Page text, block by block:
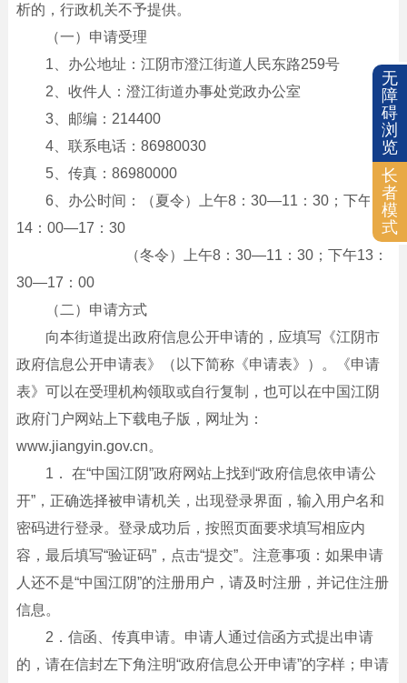
析的，行政机关不予提供。
（一）申请受理
1、办公地址：江阴市澄江街道人民东路259号
2、收件人：澄江街道办事处党政办公室
3、邮编：214400
4、联系电话：86980030
5、传真：86980000
6、办公时间：（夏令）上午8：30—11：30；下午
14：00—17：30
（冬令）上午8：30—11：30；下午13：
30—17：00
（二）申请方式
向本街道提出政府信息公开申请的，应填写《江阴市
政府信息公开申请表》（以下简称《申请表》）。《申请
表》可以在受理机构领取或自行复制，也可以在中国江阴
政府门户网站上下载电子版，网址为：
www.jiangyin.gov.cn。
1． 在“中国江阴”政府网站上找到“政府信息依申请公
开”，正确选择被申请机关，出现登录界面，输入用户名和
密码进行登录。登录成功后，按照页面要求填写相应内
容，最后填写“验证码”，点击“提交”。注意事项：如果申请
人还不是“中国江阴”的注册用户，请及时注册，并记住注册
信息。
2．信函、传真申请。申请人通过信函方式提出申请
的，请在信封左下角注明“政府信息公开申请”的字样；申请
无
障
碍
浏
览
长
者
模
式